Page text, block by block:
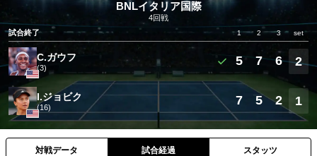
BNLイタリア国際
4回戦
試合終了
1 2 3 set
C.ガウフ
(3) 5 7 6 2
I.ジョビク
(16) 7 5 2 1
対戦データ 試合経過 スタッツ